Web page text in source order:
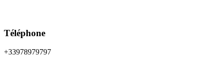
Téléphone
+33978979797